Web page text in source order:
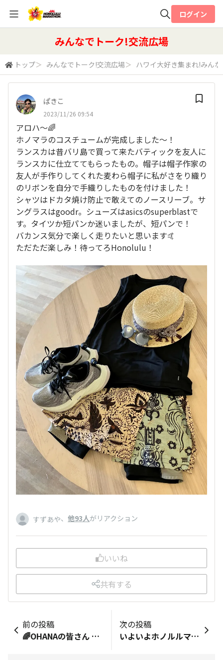
検索
ログイン
みんなでトーク!交流広場
トップ＞ みんなでトーク!交流広場＞ ハワイ大好き集まれ!みん
ぱきこ
2023/11/26 09:54
アロハ〜🌈
ホノマラのコスチュームが完成しました〜！
ランスカは昔バリ島で買って来たバティックを友人に
ランスカに仕立ててもらったもの。帽子は帽子作家の
友人が手作りしてくれた麦わら帽子に私がさをり織り
のリボンを自分で手織りしたものを付けました！
シャツはドカタ焼け防止で敢えてのノースリーブ。サ
ングラスはgoodr。シューズはasicsのsuperblastで
す。タイツか短パンか迷いましたが、短パンで！
バカンス気分で楽しく走りたいと思います🤙
ただただ楽しみ！待ってろHonolulu！
すずあや、 他93人がリアクション
いいね
共有する
前の投稿
🌈OHANAの皆さん 明日は第43回クイーンズ駅伝in宮城 🏃‍♀️全日本実業団対抗女子駅伝競走大会です。 42.195kmを6区間（3.6km〜10.6km） 日本三景の松島〜仙台市陸上競技場 25ﾁｰﾑの参加で行われます。12時15分 START 【宮城開催は13回目】 🙋‍♀️2連覇を目指す資生堂 🙋‍♀️2年振り2度目の頂点を目指す積水化学 🙋‍♀️3度の優勝を誇る日本郵政グループ パリ五輪マラソン代表に決まった鈴木優花（第一生命グループ）日本の女子トップ選手の走りを見て15日後のHonolulu marathon🌺へ励みたいです😍
次の投稿
いよいよホノルルマラソンまで2週間になって来ましたね、トレーニングの中でペースは決まりましたでしょうか？ どうしても42.195ｋが走り切れない人のために提案しますスタートして5Ｋ走っては2～3Ｋは歩き又5Ｋ走り2～3Ｋを歩く事を繰り返す方法もありますがこれもペースを守る事が前提です楽だからとスピードを上げずにきっちりペースを守る事が出来るならお薦めします 昨日から屋外は積雪状態でスピ練は出来ない状態ですが数年前から屋内レーン(1周543M)を備えた新しい陸上競技場が完成し利用させてもらってます 本日も90分ジョグ後は1,000M4分45秒で1本刺激を入れました 技術的な投稿はこれで終了します来月に入れば今度は30K以降の走り方(気持ちの問題)を投稿します